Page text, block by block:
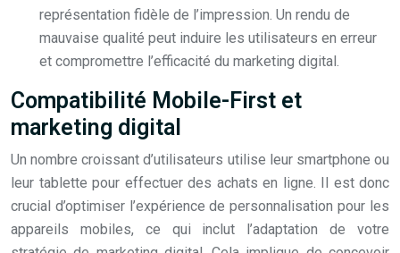
représentation fidèle de l’impression. Un rendu de
mauvaise qualité peut induire les utilisateurs en erreur
et compromettre l’efficacité du marketing digital.
Compatibilité Mobile-First et
marketing digital
Un nombre croissant d’utilisateurs utilise leur smartphone ou
leur tablette pour effectuer des achats en ligne. Il est donc
crucial d’optimiser l’expérience de personnalisation pour les
appareils mobiles, ce qui inclut l’adaptation de votre